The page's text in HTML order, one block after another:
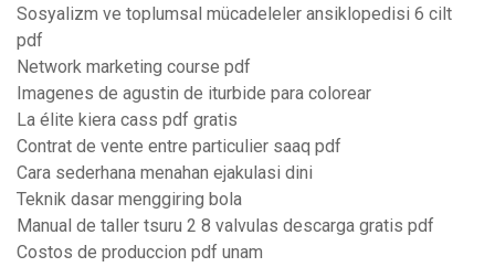
Sosyalizm ve toplumsal mücadeleler ansiklopedisi 6 cilt
pdf
Network marketing course pdf
Imagenes de agustin de iturbide para colorear
La élite kiera cass pdf gratis
Contrat de vente entre particulier saaq pdf
Cara sederhana menahan ejakulasi dini
Teknik dasar menggiring bola
Manual de taller tsuru 2 8 valvulas descarga gratis pdf
Costos de produccion pdf unam